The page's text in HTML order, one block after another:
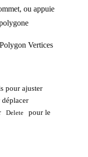
ou appuie
pour ajuster
Delete
pour le